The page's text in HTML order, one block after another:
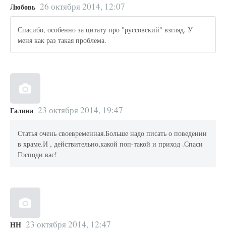
Любовь 26 октября 2014, 12:07
Спасибо, особенно за цитату про "руссовский" взгляд. У
меня как раз такая проблема.
Галина 23 октября 2014, 19:47
Статья очень своевременная.Больше надо писать о поведении
в храме.И , действительно,какой поп-такой и приход .Спаси
Господи вас!
НН 23 октября 2014, 12:47